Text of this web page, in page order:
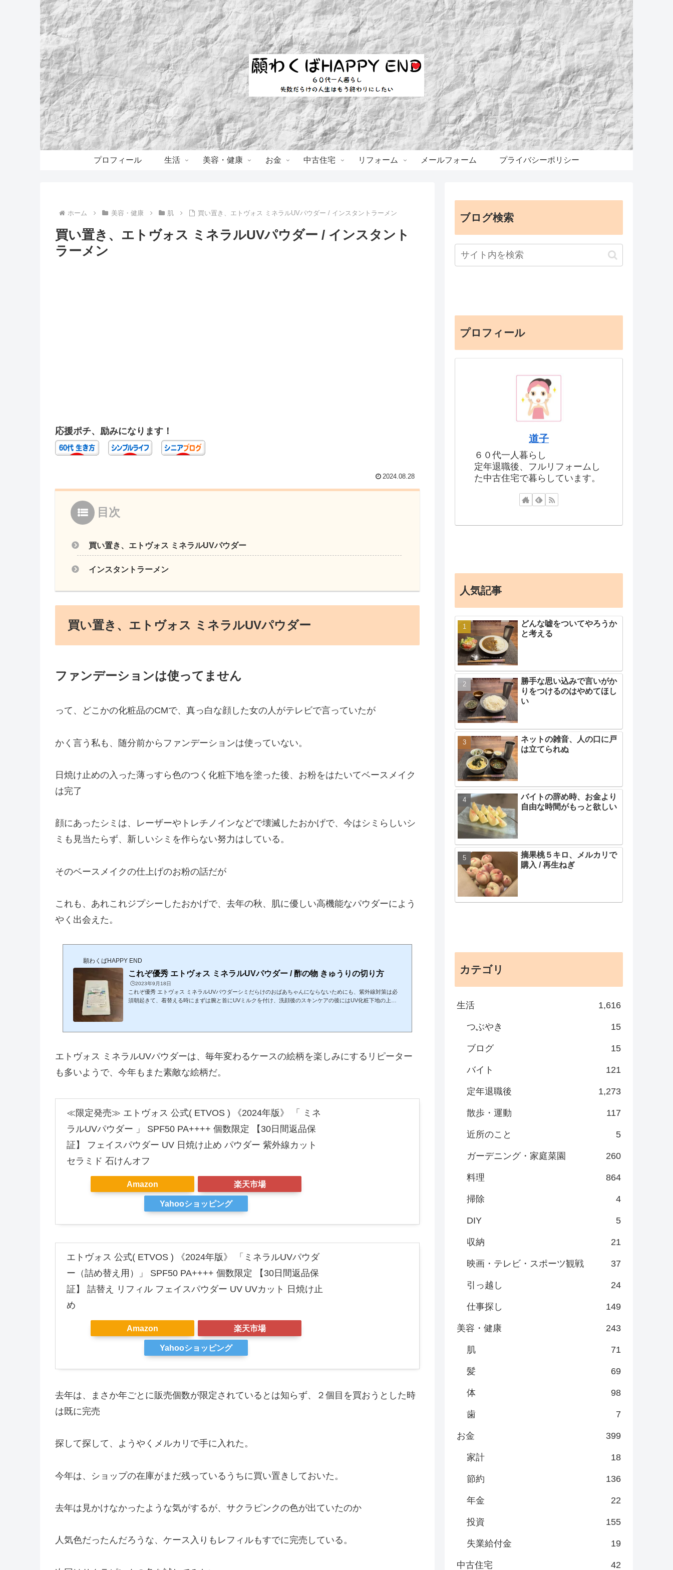
プロフィール 生活 美容・健康 お金 中古住宅 リフォーム メールフォーム プライバシーポリシー
ホーム 美容・健康 肌 買い置き、エトヴォス ミネラルUVパウダー / インスタントラーメン
買い置き、エトヴォス ミネラルUVパウダー / インスタント
ラーメン
応援ポチ、励みになります！
2024.08.28
目次
買い置き、エトヴォス ミネラルUVパウダー
インスタントラーメン
買い置き、エトヴォス ミネラルUVパウダー
ファンデーションは使ってません
って、どこかの化粧品のCMで、真っ白な顔した女の人がテレビで言っていたが
かく言う私も、随分前からファンデーションは使っていない。
日焼け止めの入った薄っすら色のつく化粧下地を塗った後、お粉をはたいてベースメイク
は完了
顔にあったシミは、レーザーやトレチノインなどで壊滅したおかげで、今はシミらしいシ
ミも見当たらず、新しいシミを作らない努力はしている。
そのベースメイクの仕上げのお粉の話だが
これも、あれこれジプシーしたおかげで、去年の秋、肌に優しい高機能なパウダーによう
やく出会えた。
願わくばHAPPY END
これぞ優秀 エトヴォス ミネラルUVパウダー / 酢の物 きゅうりの切り方
🕒️2023年9月18日
これぞ優秀 エトヴォス ミネラルUVパウダーシミだらけのおばあちゃんにならないためにも、紫外線対策は必
須朝起きて、着替える時にまずは腕と首にUVミルクを付け、洗顔後のスキンケアの後にはUV化粧下地の上か
ヴォス ミ...
エトヴォス ミネラルUVパウダーは、毎年変わるケースの絵柄を楽しみにするリピーター
も多いようで、今年もまた素敵な絵柄だ。
≪限定発売≫ エトヴォス 公式( ETVOS ) 《2024年版》 「 ミネ
ラルUVパウダー 」 SPF50 PA++++ 個数限定 【30日間返品保
証】 フェイスパウダー UV 日焼け止め パウダー 紫外線カット
セラミド 石けんオフ
Amazon 楽天市場
Yahooショッピング
エトヴォス 公式( ETVOS ) 《2024年版》 「ミネラルUVパウダ
ー（詰め替え用）」 SPF50 PA++++ 個数限定 【30日間返品保
証】 詰替え リフィル フェイスパウダー UV UVカット 日焼け止
め
Amazon 楽天市場
Yahooショッピング
去年は、まさか年ごとに販売個数が限定されているとは知らず、２個目を買おうとした時
は既に完売
探して探して、ようやくメルカリで手に入れた。
今年は、ショップの在庫がまだ残っているうちに買い置きしておいた。
去年は見かけなかったような気がするが、サクラピンクの色が出ていたのか
人気色だったんだろうな、ケース入りもレフィルもすでに完売している。
ブログ検索
プロフィール
道子
６０代一人暮らし
定年退職後、フルリフォームし
た中古住宅で暮らしています。
人気記事
どんな嘘をついてやろうか
と考える
勝手な思い込みで言いがか
りをつけるのはやめてほし
い
ネットの雑音、人の口に戸
は立てられぬ
バイトの辞め時、お金より
自由な時間がもっと欲しい
摘果桃５キロ、メルカリで
購入 / 再生ねぎ
カテゴリ
生活 1,616
つぶやき 15
ブログ 15
バイト 121
定年退職後 1,273
散歩・運動 117
近所のこと 5
ガーデニング・家庭菜園 260
料理 864
掃除 4
DIY 5
収納 21
映画・テレビ・スポーツ観戦 37
引っ越し 24
仕事探し 149
美容・健康 243
肌 71
髪 69
体 98
歯 7
お金 399
家計 18
節約 136
年金 22
投資 155
失業給付金 19
中古住宅 42